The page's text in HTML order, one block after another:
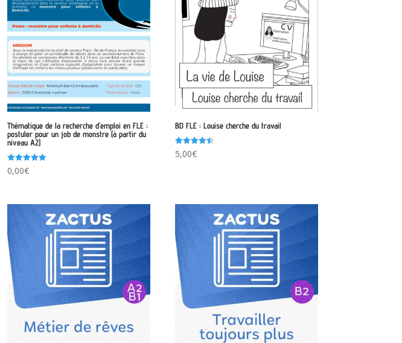
Thématique de la recherche d’emploi en FLE :
postuler pour un job de monstre (à partir du
niveau A2)
Note
5.00
0,00€
BD FLE : Louise cherche du travail
Note
4.50
5,00€